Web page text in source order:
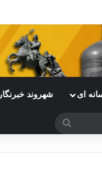
ای شهروند خبرنگار
جستجو